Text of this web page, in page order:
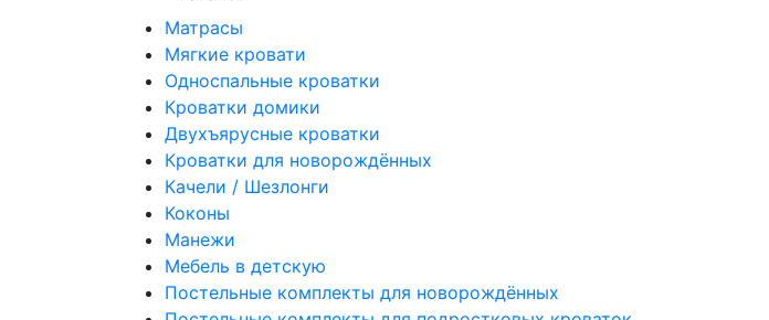
Матрасы
Мягкие кровати
Односпальные кроватки
Кроватки домики
Двухъярусные кроватки
Кроватки для новорождённых
Качели / Шезлонги
Коконы
Манежи
Мебель в детскую
Постельные комплекты для новорождённых